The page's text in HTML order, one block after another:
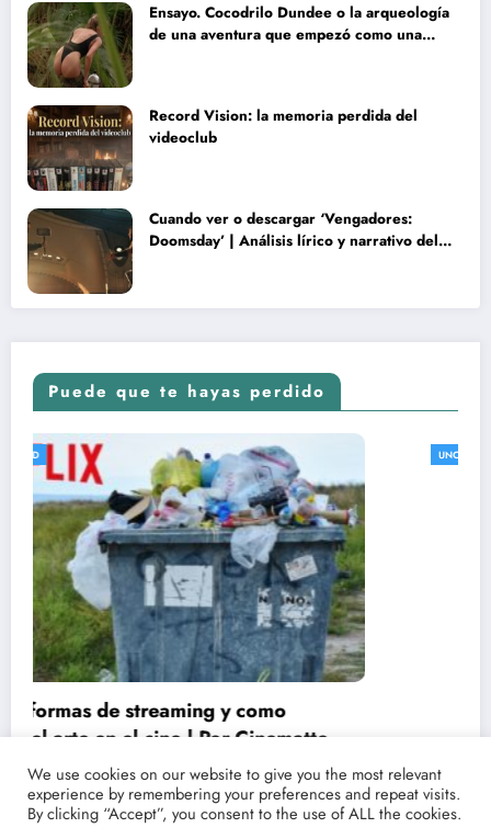
Ensayo. Cocodrilo Dundee o la arqueología
de una aventura que empezó como una
Record Vision: la memoria perdida del
videoclub
Cuando ver o descargar ‘Vengadores:
Doomsday’ | Análisis lírico y narrativo del
Puede que te hayas perdido
UNCATEGORIZED
Conoce las fechas de estrenos y críticas de
tus películas y series favoritas con Point
Magazine
21/03/2021 lucenpop
We use cookies on our website to give you the most relevant
experience by remembering your preferences and repeat visits.
By clicking “Accept”, you consent to the use of ALL the cookies.